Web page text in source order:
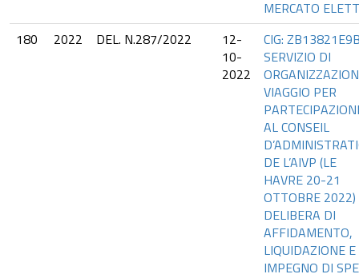
MERCATO ELETT
180
2022 DEL. N.287/2022
12-
10-
2022
CIG:
SERVIZIO DI
VIAGGIO PER
AL CONSEIL
DE L’AIVP (LE
HAVRE 20-21
OTTOBRE
DELIBERA DI
AFFIDAMENTO,
LIQUIDAZIONE E
IMPEGNO DI